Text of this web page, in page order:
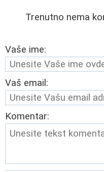
Trenutno nema
Vaše ime:
Vaš email:
Komentar: